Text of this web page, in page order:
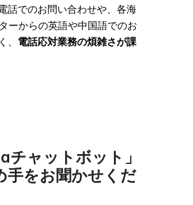
話でのお問い合わせや、各海
ーからの英語や中国語でのお
、 電話応対業務の煩雑さが課
チャットボット」
手をお聞かせくだ